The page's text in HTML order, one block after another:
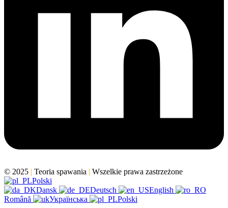
© 2025 | Teoria spawania | Wszelkie prawa zastrzeżone
Polski
Dansk
Deutsch
English
Română
Українська Polski